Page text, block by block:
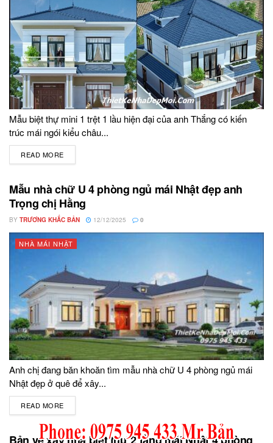
Mẫu biệt thự mini 1 trệt 1 lầu hiện đại của anh Thắng có kiến
trúc mái ngói kiểu châu...
READ MORE
Mẫu nhà chữ U 4 phòng ngủ mái Nhật đẹp anh
Trọng chị Hằng
BY TRƯƠNG KHẮC BẢN 12/12/2025 0
NHÀ MÁI NHẬT
Anh chị đang băn khoăn tìm mẫu nhà chữ U 4 phòng ngủ mái
Nhật đẹp ở quê để xây...
READ MORE